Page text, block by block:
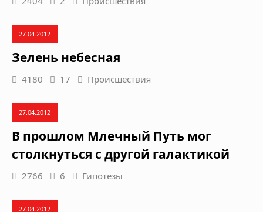
27.04.2012
Зелень небесная
4180 17 Происшествия
27.04.2012
В прошлом Млечный Путь мог
столкнуться с другой галактикой
2766 6 Гипотезы
27.04.2012